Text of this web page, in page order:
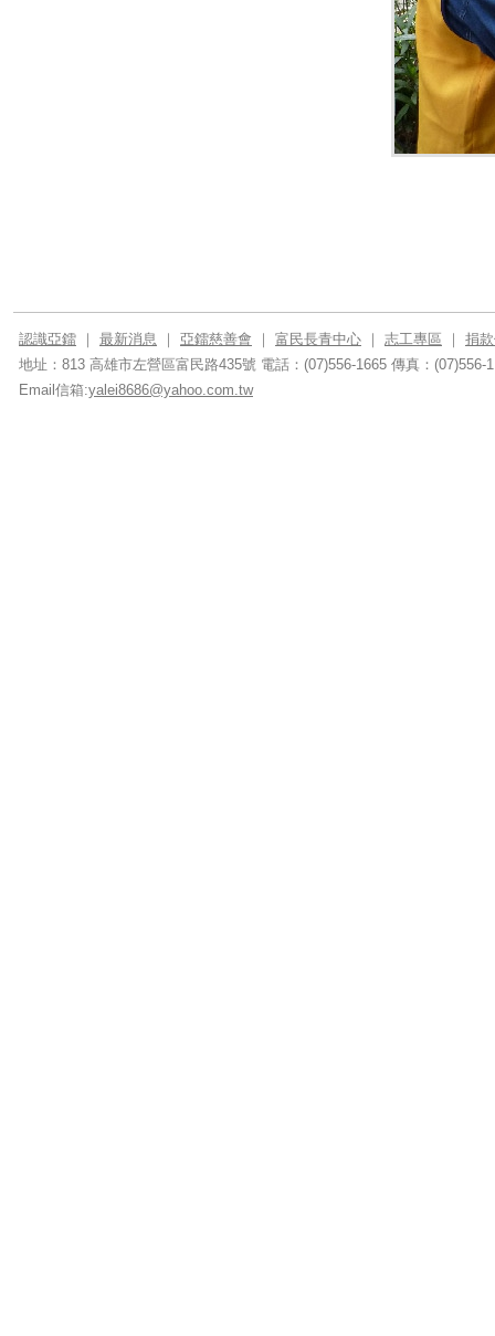
認識亞鐳 ｜ 最新消息 ｜ 亞鐳慈善會 ｜ 富民長青中心 ｜ 志工專區 ｜ 捐
地址：813 高雄市左營區富民路435號 電話：(07)556-1665 傳真：(07)556-
Email信箱:yalei8686@yahoo.com.tw